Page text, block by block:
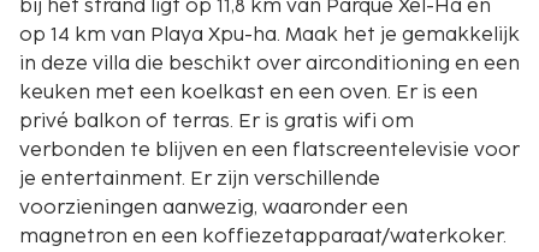
bij het strand ligt op 11,8 km van Parque Xel-Há en
op 14 km van Playa Xpu-ha. Maak het je gemakkelijk
in deze villa die beschikt over airconditioning en een
keuken met een koelkast en een oven. Er is een
privé balkon of terras. Er is gratis wifi om
verbonden te blijven en een flatscreentelevisie voor
je entertainment. Er zijn verschillende
voorzieningen aanwezig, waaronder een
magnetron en een koffiezetapparaat/waterkoker.